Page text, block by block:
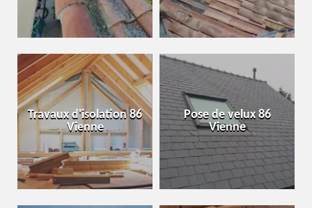
Travaux d'isolation 86
Vienne
Pose de velux 86
Vienne